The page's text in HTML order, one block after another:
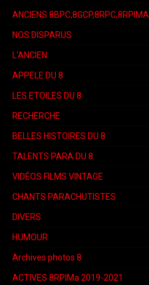
ANCIENS 8BPC,8GCP,8RPC,8RPIMA
NOS DISPARUS
L'ANCIEN
APPELE DU 8
LES ETOILES DU 8
RECHERCHE
BELLES HISTOIRES DU 8
TALENTS PARA DU 8
VIDÉOS FILMS VINTAGE
CHANTS PARACHUTISTES
DIVERS
HUMOUR
Archives photos 8
ACTIVES 8RPIMa 2019-2021